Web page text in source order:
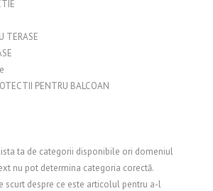
TERASE
PENTRU BALCOAN
ta de categorii disponibile ori domeniul
nu pot determina categoria corectă.
scurt despre ce este articolul pentru a-l